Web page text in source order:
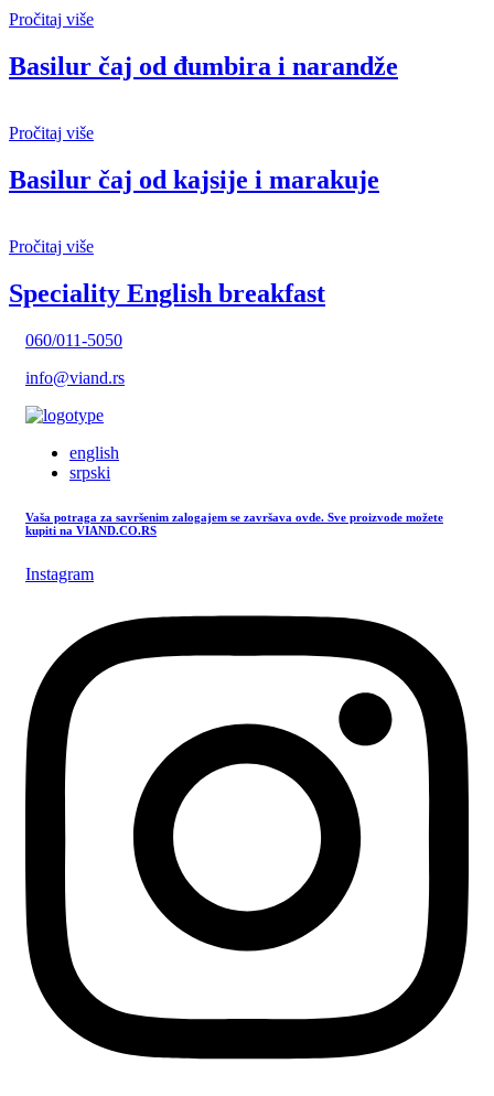
Pročitaj više
Basilur čaj od đumbira i narandže
Pročitaj više
Basilur čaj od kajsije i marakuje
Pročitaj više
Speciality English breakfast
060/011-5050
info@viand.rs
english
srpski
Vaša potraga za savršenim zalogajem se završava ovde. Sve proizvode možete
kupiti na VIAND.CO.RS
Instagram